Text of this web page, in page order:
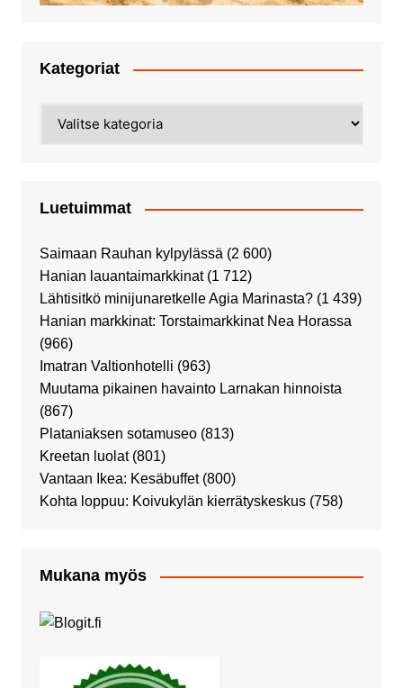
Kategoriat
Luetuimmat
Saimaan Rauhan kylpylässä (2 600)
Hanian lauantaimarkkinat (1 712)
Lähtisitkö minijunaretkelle Agia Marinasta? (1 439)
Hanian markkinat: Torstaimarkkinat Nea Horassa
(966)
Imatran Valtionhotelli (963)
Muutama pikainen havainto Larnakan hinnoista
(867)
Plataniaksen sotamuseo (813)
Kreetan luolat (801)
Vantaan Ikea: Kesäbuffet (800)
Kohta loppuu: Koivukylän kierrätyskeskus (758)
Mukana myös